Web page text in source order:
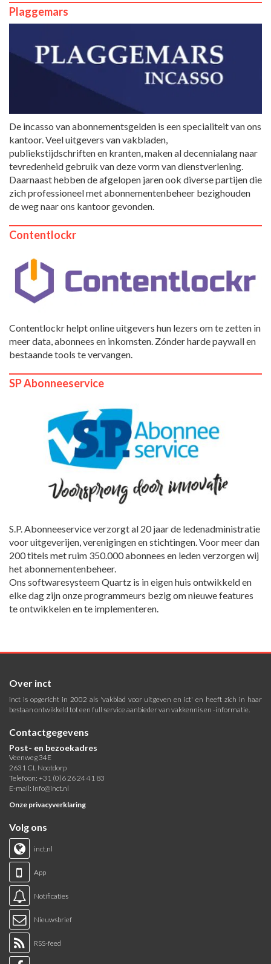
Plaggemars
De incasso van abonnementsgelden is een specialiteit van ons
kantoor. Veel uitgevers van vakbladen,
publiekstijdschriften en kranten, maken al decennialang naar
tevredenheid gebruik van deze vorm van dienstverlening.
Daarnaast hebben de afgelopen jaren ook diverse partijen die
zich professioneel met abonnementenbeheer bezighouden
de weg naar ons kantoor gevonden.
Contentlockr
Contentlockr helpt online uitgevers hun lezers om te zetten in
meer data, abonnees en inkomsten. Zónder harde paywall en
bestaande tools te vervangen.
SP Abonneeservice
S.P. Abonneeservice verzorgt al 20 jaar de ledenadministratie
voor uitgeverijen, verenigingen en stichtingen. Voor meer dan
200 titels met ruim 350.000 abonnees en leden verzorgen wij
het abonnementenbeheer.
Ons softwaresysteem Quartz is in eigen huis ontwikkeld en
elke dag zijn onze programmeurs bezig om nieuwe features
te ontwikkelen en te implementeren.
Over inct
inct is opgericht in 2002 als 'vakblad voor uitgeven en ict' en heeft zich in haar
bestaan ontwikkeld tot een full service aanbieder van vakkennis en -informatie.
Contactgegevens
Post- en bezoekadres
Veenweg 34E
2631 CL Nootdorp
Telefoon: +31 (0)6 26 24 41 83
E-mail: info@inct.nl
Onze privacyverklaring
Volg ons
inct.nl
App
Notificaties
Nieuwsbrief
RSS-feed